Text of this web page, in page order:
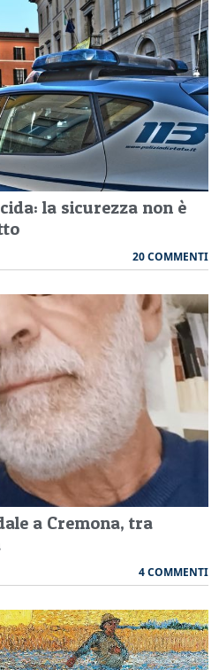
la sicurezza non è
20 COMMENTI
a Cremona, tra
4 COMMENTI